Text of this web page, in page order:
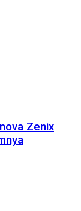
Zenix